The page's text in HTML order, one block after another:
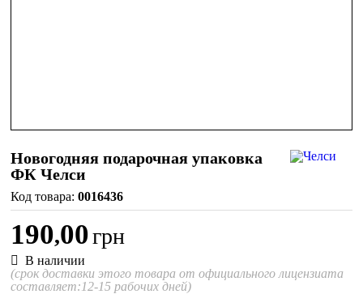
Новогодняя подарочная упаковка
ФК Челси
0016436
190,00грн
В наличии
(срок доставки этого товара от официального лицензиата
составляет:12-15 рабочих дней)